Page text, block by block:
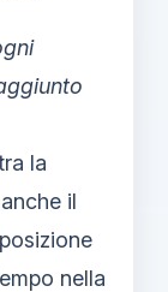
la
il
nella